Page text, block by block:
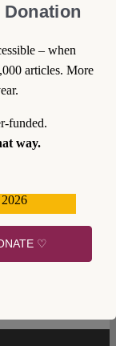
3
– when
articles. More
funded.
way.
♡